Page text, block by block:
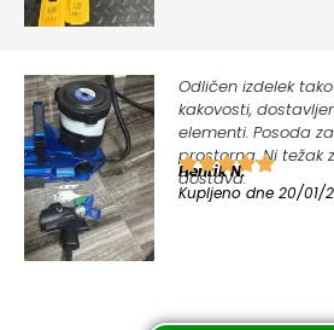
Odličen izdelek
kakovosti,
elementi. Posoda
prostorna. Ni težak
dostava.
Henrik N.
Kupljeno dne 20/01/